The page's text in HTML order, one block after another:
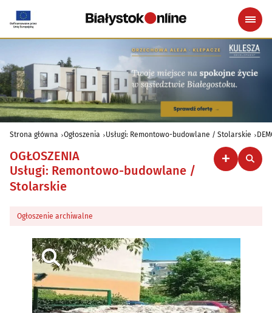
Strona główna Ogłoszenia Usługi: Remontowo-budowlane / Stolarskie
OGŁOSZENIA
Usługi: Remontowo-budowlane /
Stolarskie
Ogłoszenie archiwalne